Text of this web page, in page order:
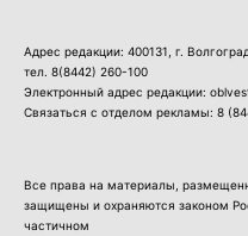
Адрес редакции: 400131, г.
тел. 8(8442) 260-100
Электронный адрес редакции:
Связаться с отделом рекламы: 8
Все права на материалы,
защищены и охраняются законом
частичном